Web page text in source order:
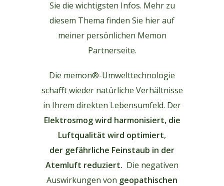
Sie die wichtigsten Infos. Mehr zu
diesem Thema finden Sie hier auf
meiner persönlichen Memon
Partnerseite.
Die memon®-Umwelttechnologie
schafft wieder natürliche Verhältnisse
in Ihrem direkten Lebensumfeld. Der
Elektrosmog wird harmonisiert, die
Luftqualität wird optimiert,
der gefährliche Feinstaub in der
Atemluft reduziert. Die negativen
Auswirkungen von geopathischen